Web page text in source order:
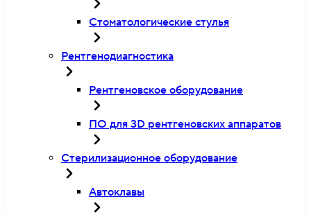
Стоматологические стулья
Рентгенодиагностика
Рентгеновское оборудование
ПО для 3D рентгеновских аппаратов
Стерилизационное оборудование
Автоклавы